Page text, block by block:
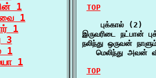
1
1
1
3
1
1
TOP
    புக்கால் (2)
இருவரிடை நட்பான்
நலிந்து ஒருவன்
மெலிந்து அவன்
TOP